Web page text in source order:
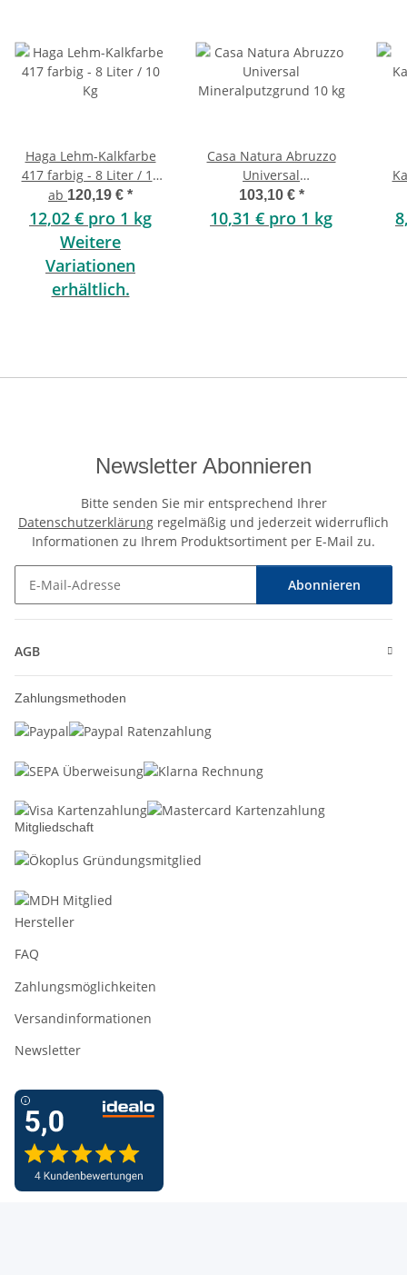
Haga Lehm-Kalkfarbe
417 farbig - 8 Liter / 10
Kg
ab 120,19 € *
12,02 € pro 1 kg
Weitere
Variationen
erhältlich.
Casa Natura Abruzzo
Universal
Mineralputzgrund 10 kg
103,10 € *
10,31 € pro 1 kg
Newsletter Abonnieren
Bitte senden Sie mir entsprechend Ihrer
Datenschutzerklärung regelmäßig und jederzeit widerruflich
Informationen zu Ihrem Produktsortiment per E-Mail zu.
Abonnieren
AGB
Zahlungsmethoden
Mitgliedschaft
Hersteller
FAQ
Zahlungsmöglichkeiten
Versandinformationen
Newsletter